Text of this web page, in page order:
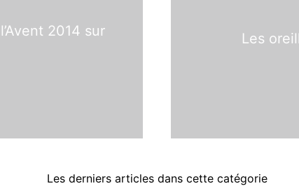
2014 sur Les
Les derniers articles dans cette catégorie